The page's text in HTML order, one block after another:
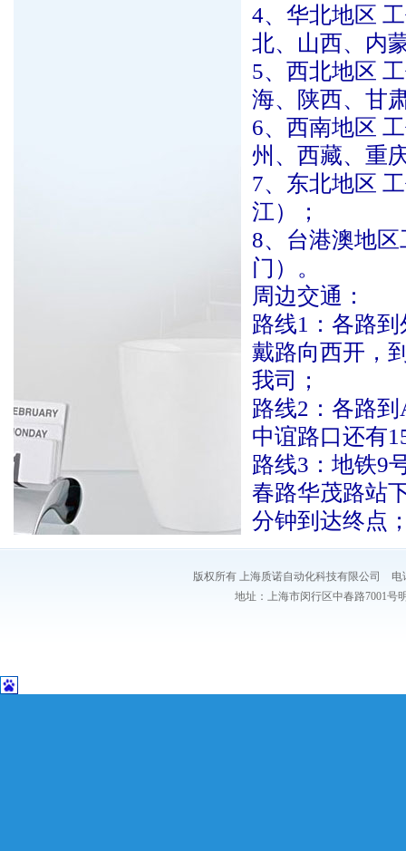
4、华北地区
北、山西、内
5、西北地区
海、陕西、甘
6、西南地区
州、西藏、重
7、东北地区
江）；
8、台港澳地
门）。
周边交通：
路线1：各路
戴路向西开，
我司；
路线2：各路
中谊路口还有
路线3：地铁9
春路华茂路站
分钟到达终点
版权所有 上海质诺自动化科技有限公司 电
地址：上海市闵行区中春路7001